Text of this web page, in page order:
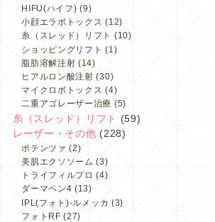
HIFU(ハイフ) (9)
小顔エラボトックス (12)
糸（スレッド）リフト (10)
ショッピングリフト (1)
脂肪溶解注射 (14)
ヒアルロン酸注射 (30)
マイクロボトックス (4)
二重アゴレーザー治療 (5)
糸（スレッド）リフト
(59)
レーザー・その他 (228)
ポテンツァ (2)
美肌エクソソーム (3)
トライフィルプロ (4)
ダーマペン4 (13)
IPL(フォト)-ルメッカ (3)
フォトRF (27)